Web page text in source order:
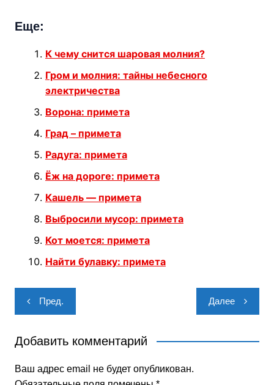
Еще:
К чему снится шаровая молния?
Гром и молния: тайны небесного
электричества
Ворона: примета
Град – примета
Радуга: примета
Ёж на дороге: примета
Кашель — примета
Выбросили мусор: примета
Кот моется: примета
Найти булавку: примета
Навигация
по
записям
Пред. Далее
Добавить комментарий
Ваш адрес email не будет опубликован.